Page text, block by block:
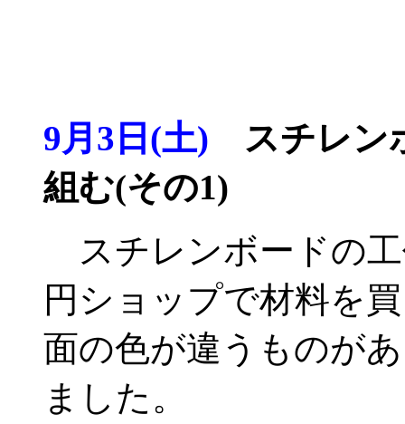
9月3日(土) スチレン
組む(その1)
スチレンボードの
円ショップで材料を
面の色が違うものが
ました。